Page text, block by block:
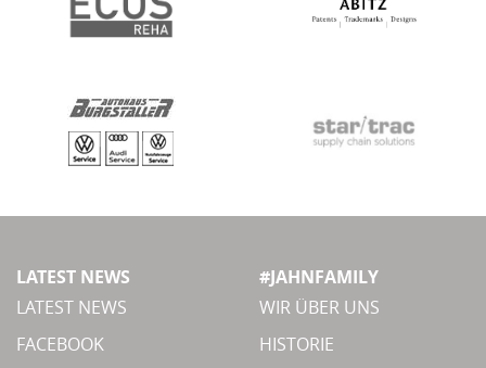
LATEST NEWS
LATEST NEWS
FACEBOOK
#JAHNFAMILY
WIR ÜBER UNS
HISTORIE